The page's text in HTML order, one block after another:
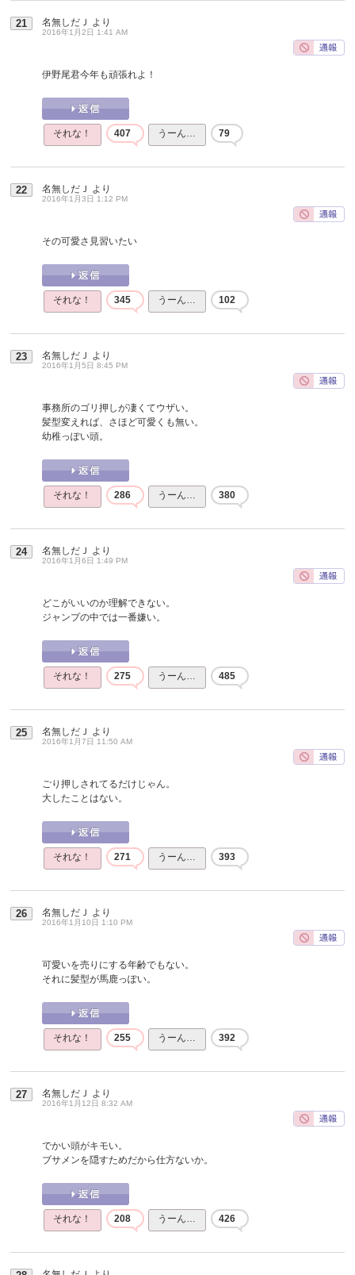
21 名無しだＪ より
2016年1月2日 1:41 AM
伊野尾君今年も頑張れよ！
それな！ 407 うーん… 79
22 名無しだＪ より
2016年1月3日 1:12 PM
その可愛さ見習いたい
それな！ 345 うーん… 102
23 名無しだＪ より
2016年1月5日 8:45 PM
事務所のゴリ押しが凄くてウザい。
髪型変えれば、さほど可愛くも無い。
幼稚っぽい頭。
それな！ 286 うーん… 380
24 名無しだＪ より
2016年1月6日 1:49 PM
どこがいいのか理解できない。
ジャンプの中では一番嫌い。
それな！ 275 うーん… 485
25 名無しだＪ より
2016年1月7日 11:50 AM
ごり押しされてるだけじゃん。
大したことはない。
それな！ 271 うーん… 393
26 名無しだＪ より
2016年1月10日 1:10 PM
可愛いを売りにする年齢でもない。
それに髪型が馬鹿っぽい。
それな！ 255 うーん… 392
27 名無しだＪ より
2016年1月12日 8:32 AM
でかい頭がキモい。
ブサメンを隠すためだから仕方ないか。
それな！ 208 うーん… 426